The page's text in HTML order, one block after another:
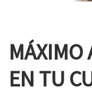
MÁXIMO
EN TU